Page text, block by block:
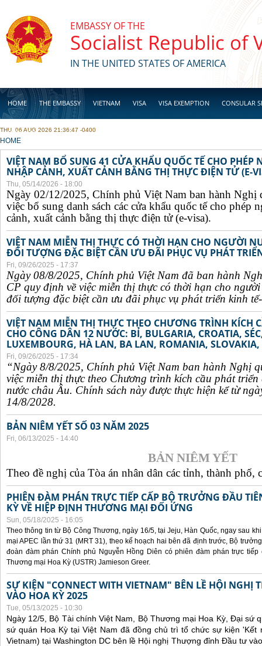
EMBASSY OF THE
Socialist Republic of
IN THE UNITED STATES OF AMERICA
HOME THE EMBASSY VIETNAM VISA VISA EXEMPTION CONSULAR
BUSINESS
THU, 06 AUG 2026 21:36:47 -0400
YOU ARE HERE
HOME
VIỆT NAM BỔ SUNG 41 CỬA KHẨU QUỐC TẾ CHO
NHẬP CẢNH, XUẤT CẢNH BẰNG THỊ THỰC ĐIỆN TỬ (E-
Thu, 05/14/2026 - 18:00
Ngày 02/12/2025, Chính phủ Việt Nam ban hành Nghị
việc bổ sung danh sách các cửa khẩu quốc tế cho phép
cảnh, xuất cảnh bằng thị thực điện tử (e-visa).
VIỆT NAM MIỄN THỊ THỰC CÓ THỜI HẠN CHO NGƯỜI
ĐỐI TƯỢNG ĐẶC BIỆT CẦN ƯU ĐÃI PHỤC VỤ PHÁT
Fri, 09/26/2025 - 17:37
Ngày 08/8/2025, Chính phủ Việt Nam đã ban hành
CP quy định về việc miễn thị thực có thời hạn cho
đối tượng đặc biệt cần ưu đãi phục vụ phát triển kinh
VIỆT NAM MIỄN THỊ THỰC THEO CHƯƠNG TRÌNH KÍCH
CHO CÔNG DÂN 12 NƯỚC: BỈ, BULGARIA, CROATIA,
LUXEMBOURG, HÀ LAN, BA LAN, ROMANIA, SLOVAKIA,
Fri, 09/26/2025 - 17:34
“Ngày 8/8/2025, Chính phủ Việt Nam ban hành Nghị
việc miễn thị thực theo Chương trình kích cầu phát
nước châu Âu. Chính sách này được thực hiện kể từ
14/8/2028.
BẢN NIÊM YẾT SỐ 03 NĂM 2025
Fri, 06/13/2025 - 14:40
BẢN NIÊM YẾT
Theo đề nghị của Tòa án nhân dân các tỉnh, thành phố,
PHIÊN ĐÀM PHÁN TRỰC TIẾP CẤP BỘ TRƯỞNG ĐẦU
KỲ VỀ HIỆP ĐỊNH THƯƠNG MẠI ĐỐI ỨNG
Sun, 05/18/2025 - 16:05
Theo thông tin từ Bộ Công Thương, ngày 16/5, tại Jeju, Hàn Quốc, ngay sau
mại APEC lần thứ 31 (MRT 31), theo kế hoạch hai bên đã định trước, Bộ
đoàn đàm phán Chính phủ Nguyễn Hồng Diên có phiên đàm phán trực
Thương mại Hoa Kỳ (USTR) Jamieson Greer.
SỰ KIỆN "CONNECT WITH VIETNAM" BÊN LỀ HỘI
VÀO HOA KỲ 2025
Tue, 05/13/2025 - 10:30
Ngày 12/5, Bộ Tài chính Việt Nam, Bộ Thương mại Hoa Kỳ, Đại sứ
sứ quán Hoa Kỳ tại Việt Nam đã đồng chủ trì tổ chức sự kiện 'Kết
Vietnam) tại Washington DC bên lề Hội nghị Thượng đỉnh Đầu tư